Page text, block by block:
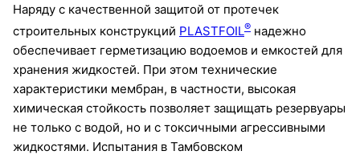
Наряду с качественной защитой от протечек
строительных конструкций PLASTFOIL® надежно
обеспечивает герметизацию водоемов и емкостей для
хранения жидкостей. При этом технические
характеристики мембран, в частности, высокая
химическая стойкость позволяет защищать резервуары
не только с водой, но и с токсичными агрессивными
жидкостями. Испытания в Тамбовском